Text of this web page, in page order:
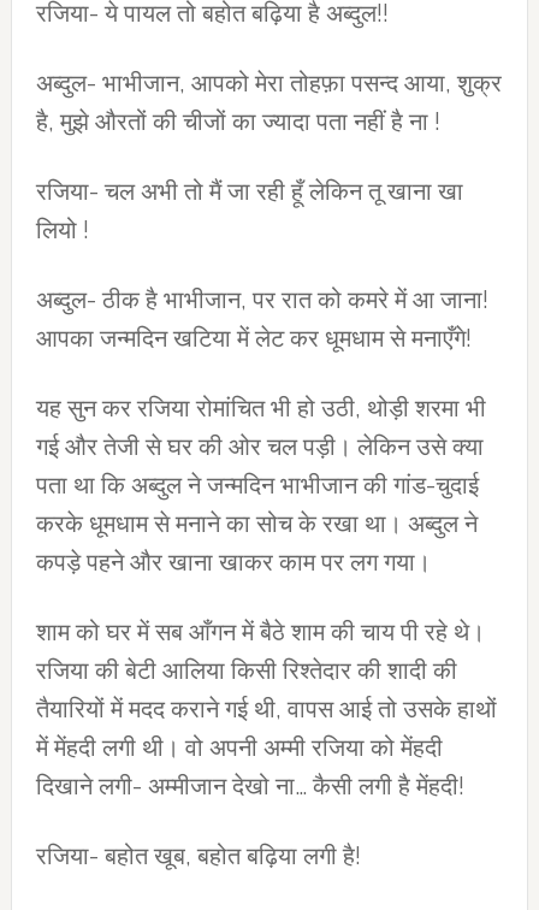
रजिया- ये पायल तो बहोत बढ़िया है अब्दुल!!
अब्दुल- भाभीजान, आपको मेरा तोहफ़ा पसन्द आया, शुक्र
है, मुझे औरतों की चीजों का ज्यादा पता नहीं है ना !
रजिया- चल अभी तो मैं जा रही हूँ लेकिन तू खाना खा
लियो !
अब्दुल- ठीक है भाभीजान, पर रात को कमरे में आ जाना!
आपका जन्मदिन खटिया में लेट कर धूमधाम से मनाएँगे!
यह सुन कर रजिया रोमांचित भी हो उठी, थोड़ी शरमा भी
गई और तेजी से घर की ओर चल पड़ी। लेकिन उसे क्या
पता था कि अब्दुल ने जन्मदिन भाभीजान की गांड-चुदाई
करके धूमधाम से मनाने का सोच के रखा था। अब्दुल ने
कपड़े पहने और खाना खाकर काम पर लग गया।
शाम को घर में सब आँगन में बैठे शाम की चाय पी रहे थे।
रजिया की बेटी आलिया किसी रिश्तेदार की शादी की
तैयारियों में मदद कराने गई थी, वापस आई तो उसके हाथों
में मेंहदी लगी थी। वो अपनी अम्मी रजिया को मेंहदी
दिखाने लगी- अम्मीजान देखो ना… कैसी लगी है मेंहदी!
रजिया- बहोत खूब, बहोत बढ़िया लगी है!